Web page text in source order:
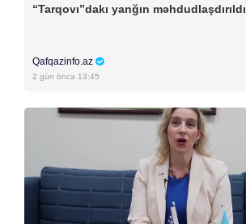
“Tarqovı”dakı yanğın məhdudlaşdırıldı
Qafqazinfo.az
2 gün öncə 13:45